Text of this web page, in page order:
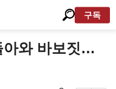
구독
아와 바보짓…